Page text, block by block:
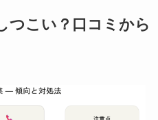
つこい？口コミから